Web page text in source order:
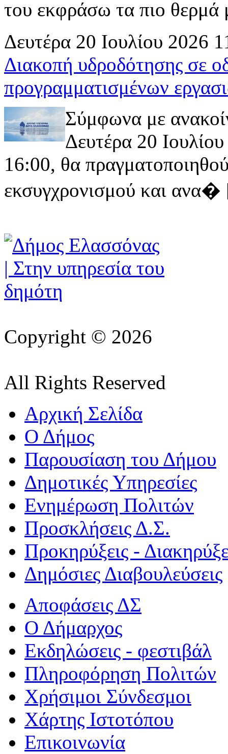
του εκφράσω τα πιο
Δευτέρα 20 Ιουλίου 2026
Διακοπή υδροδότησης σε
προγραμματισμένων
Σύμφωνα με
Δευτέρα 20
16:00, θα
εκσυγχρονισμού και
Copyright © 2026
All Rights Reserved
Αρχική Σελίδα
Ο Δήμος
Παρουσίαση του Δήμου
Δημοτικές Υπηρεσίες
Ενημέρωση Πολιτών
Προσκλήσεις Δ.Σ.
Προκηρύξεις -
Δημόσιες Διαβουλεύσεις
Αποφάσεις ΔΣ
Ο Δήμαρχος
Εκδηλώσεις - φεστιβάλ
Πληροφόρηση Πολιτών
Χρήσιμοι Σύνδεσμοι
Χάρτης Ιστοτόπου
Επικοινωνία